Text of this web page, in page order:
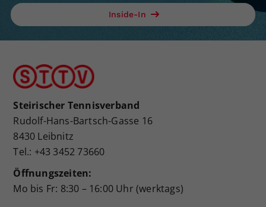
Inside-In
Steirischer Tennisverband
Rudolf-Hans-Bartsch-Gasse 16
8430 Leibnitz
Tel.: +43 3452 73660
Öffnungszeiten:
Mo bis Fr: 8:30 – 16:00 Uhr (werktags)